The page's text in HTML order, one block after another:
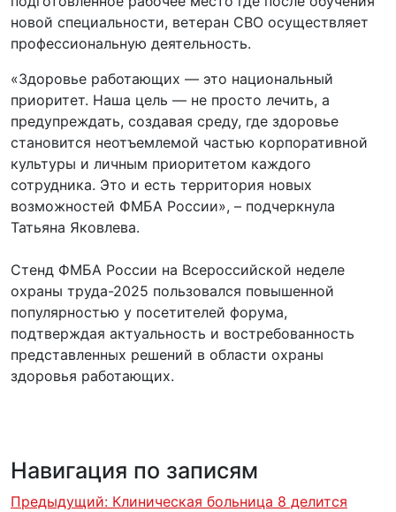
новой специальности, ветеран СВО осуществляет
профессиональную деятельность.
«Здоровье работающих — это национальный
приоритет. Наша цель — не просто лечить, а
предупреждать, создавая среду, где здоровье
становится неотъемлемой частью корпоративной
культуры и личным приоритетом каждого
сотрудника. Это и есть территория новых
возможностей ФМБА России», – подчеркнула
Татьяна Яковлева.
Стенд ФМБА России на Всероссийской неделе
охраны труда-2025 пользовался повышенной
популярностью у посетителей форума,
подтверждая актуальность и востребованность
представленных решений в области охраны
здоровья работающих.
Навигация по записям
Предыдущий: Клиническая больница 8 делится